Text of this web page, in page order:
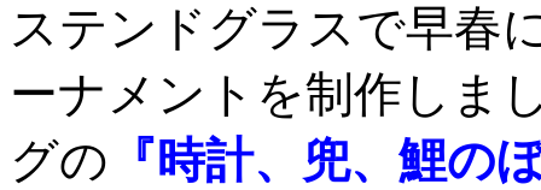
ステンドグラスで早春
ーナメントを制作しま
グの 『時計、兜、鯉の